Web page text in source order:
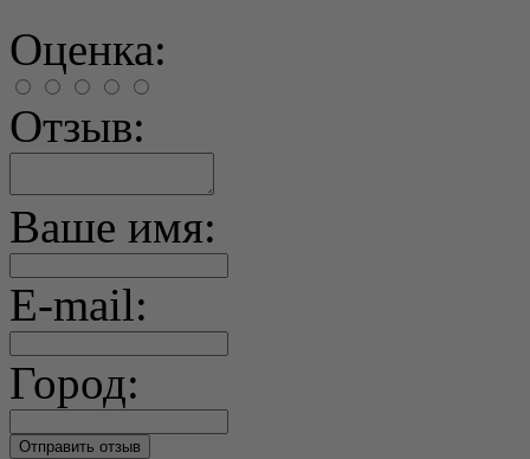
Оценка:
Отзыв:
Ваше имя:
E-mail:
Город: